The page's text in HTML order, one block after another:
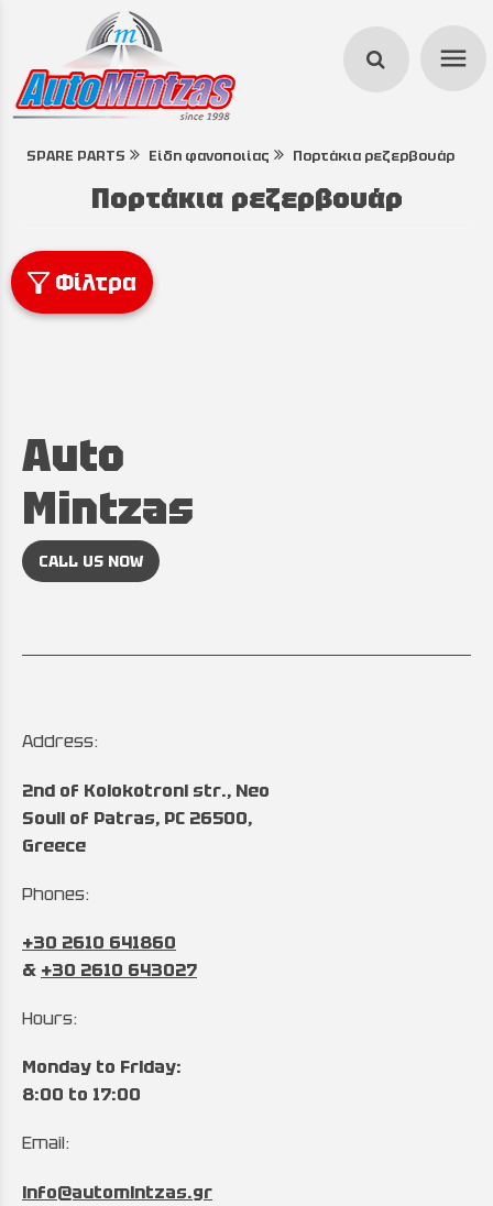
menu
search
SPARE PARTS Είδη φανοποιίας Πορτάκια ρεζερβουάρ
Πορτάκια ρεζερβουάρ
Φίλτρα
Auto
Mintzas
CALL US NOW
Address:
2nd of Kolokotroni str., Neo
Souli of Patras, PC 26500,
Greece
Phones:
+30 2610 641860
& +30 2610 643027
Hours:
Monday to Friday:
8:00 to 17:00
Email:
info@automintzas.gr